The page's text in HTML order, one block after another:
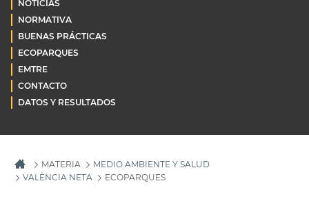
NOTICIAS
NORMATIVA
BUENAS PRÁCTICAS
ECOPARQUES
EMTRE
CONTACTO
DATOS Y RESULTADOS
MATERIA
MEDIO AMBIENTE Y SALUD
VALÈNCIA NETA
ECOPARQUES